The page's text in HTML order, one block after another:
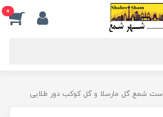
0
ست شمع گل مارسلا و گل کوکب دور طلایی